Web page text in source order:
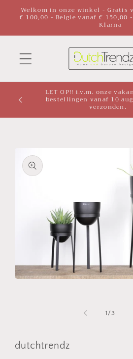
naar de
Welkom in onze winkel - Gratis
€ 100,00 - Belgie vanaf € 150,00
Klarna
LET OP!! i.v.m. onze
bestellingen vanaf 10
verzonden.
1 /van
3
dutchtrendz